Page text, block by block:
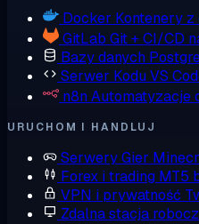
Docker Kontenery
GitLab Git + CI/CD
Bazy danych
Serwer Kodu VS
n8n Automatyzacje
URUCHOM I HANDLUJ
Serwery Gier
Forex i trading MT5
VPN i prywatność
Zdalna stacja